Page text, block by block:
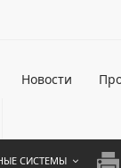
Новости
СИСТЕМЫ